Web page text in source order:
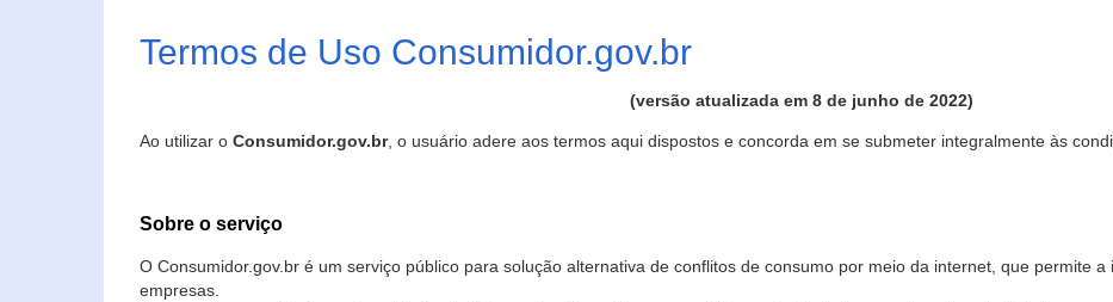
Termos de Uso Consumidor.gov.br
(versão atualizada em 8 de junho de 2022)
Ao utilizar o Consumidor.gov.br, o usuário adere aos termos aqui dispostos e concorda em se submeter integralmente às
Sobre o serviço
O Consumidor.gov.br é um serviço público para solução alternativa de conflitos de consumo por meio da internet, que permite
empresas.